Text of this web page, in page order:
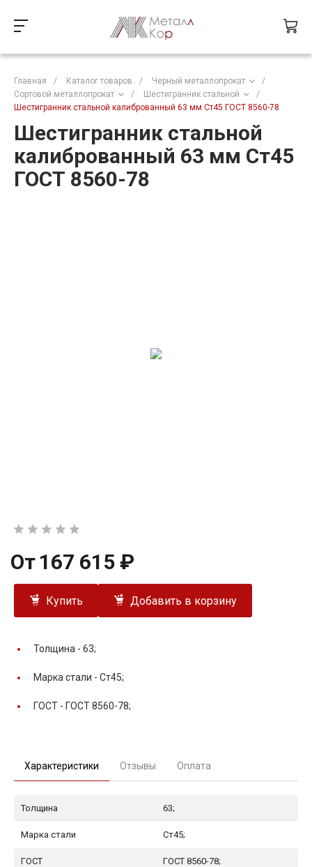
Главная / Каталог товаров / Черный металлопрокат
/
Сортовой металлопрокат
/ Шестигранник стальной
/
Шестигранник стальной калиброванный 63 мм Ст45 ГОСТ 8560-78
Шестигранник стальной
калиброванный 63 мм Ст45
ГОСТ 8560-78
От 167 615 ₽
Купить Добавить в корзину
Толщина - 63;
Марка стали - Ст45;
ГОСТ - ГОСТ 8560-78;
Характеристики Отзывы Оплата
Толщина 63;
Марка стали Ст45;
ГОСТ ГОСТ 8560-78;